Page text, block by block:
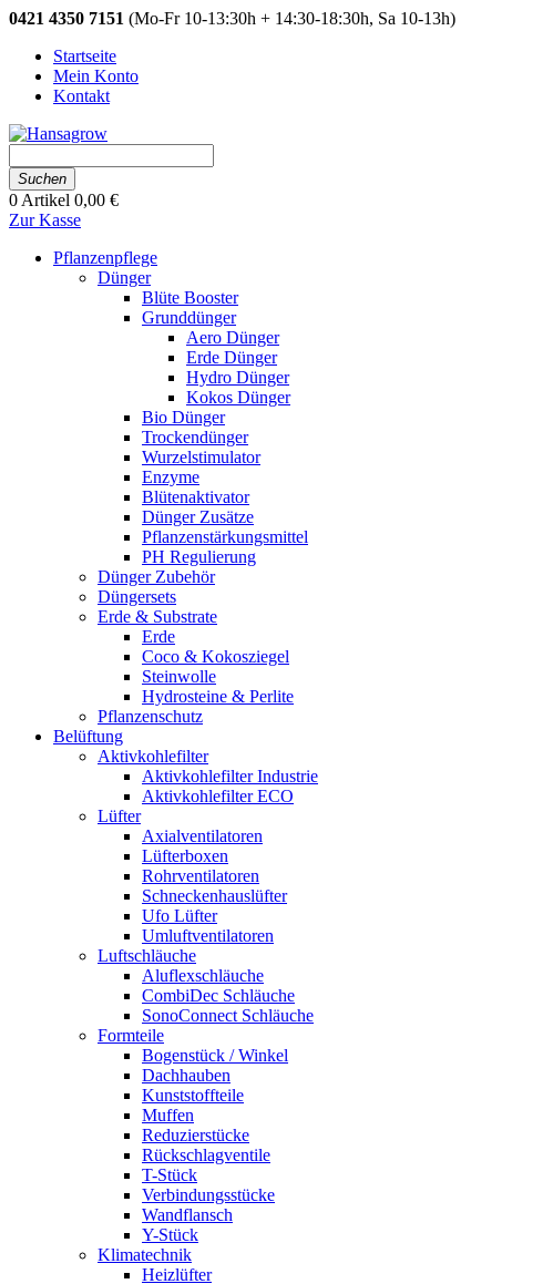
0421 4350 7151 (Mo-Fr 10-13:30h + 14:30-18:30h, Sa 10-13h)
Startseite
Mein Konto
Kontakt
Suchen
0 Artikel 0,00 €
Zur Kasse
Pflanzenpflege
Dünger
Blüte Booster
Grunddünger
Aero Dünger
Erde Dünger
Hydro Dünger
Kokos Dünger
Bio Dünger
Trockendünger
Wurzelstimulator
Enzyme
Blütenaktivator
Dünger Zusätze
Pflanzenstärkungsmittel
PH Regulierung
Dünger Zubehör
Düngersets
Erde & Substrate
Erde
Coco & Kokosziegel
Steinwolle
Hydrosteine & Perlite
Pflanzenschutz
Belüftung
Aktivkohlefilter
Aktivkohlefilter Industrie
Aktivkohlefilter ECO
Lüfter
Axialventilatoren
Lüfterboxen
Rohrventilatoren
Schneckenhauslüfter
Ufo Lüfter
Umluftventilatoren
Luftschläuche
Aluflexschläuche
CombiDec Schläuche
SonoConnect Schläuche
Formteile
Bogenstück / Winkel
Dachhauben
Kunststoffteile
Muffen
Reduzierstücke
Rückschlagventile
T-Stück
Verbindungsstücke
Wandflansch
Y-Stück
Klimatechnik
Heizlüfter